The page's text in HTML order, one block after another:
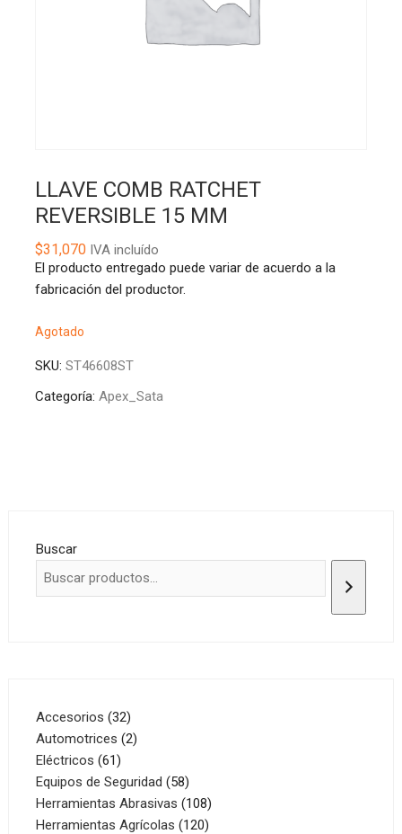
LLAVE COMB RATCHET
REVERSIBLE 15 MM
$31,070IVA incluído
El producto entregado puede variar de acuerdo a la
fabricación del productor.
Agotado
SKU: ST46608ST
Categoría: Apex_Sata
Buscar
Accesorios 3232
productos
Automotrices 22
Eléctricos 6161
productos
Equipos de Seguridad 5858
productos
Herramientas Abrasivas 108108
productos
Herramientas Agrícolas 120120